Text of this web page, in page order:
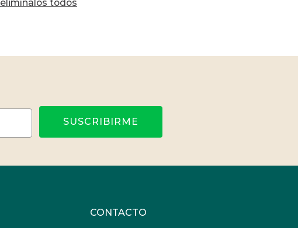
elimínalos todos
SUSCRIBIRME
CONTACTO